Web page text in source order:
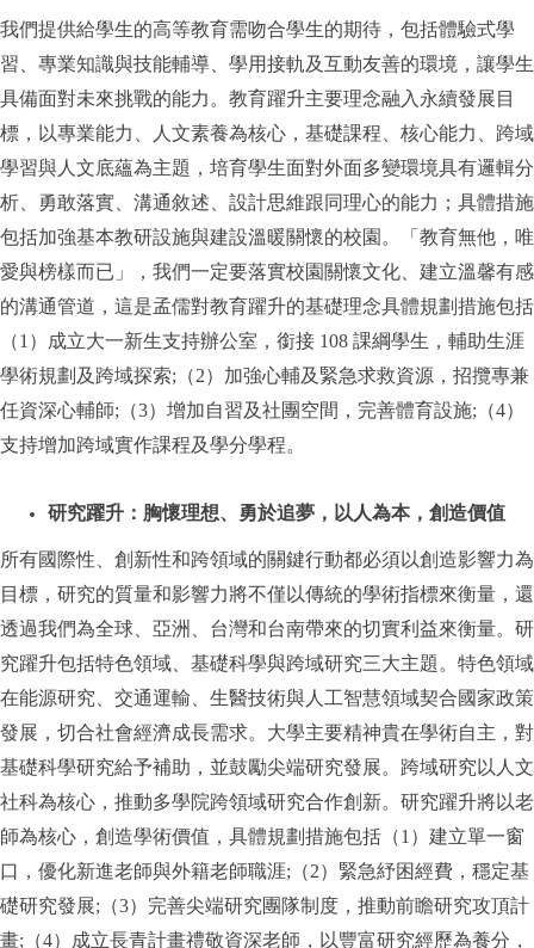
我們提供給學生的高等教育需吻合學生的期待，包括體驗式學
習、專業知識與技能輔導、學用接軌及互動友善的環境，讓學生
具備面對未來挑戰的能力。教育躍升主要理念融入永續發展目
標，以專業能力、人文素養為核心，基礎課程、核心能力、跨域
學習與人文底蘊為主題，培育學生面對外面多變環境具有邏輯分
析、勇敢落實、溝通敘述、設計思維跟同理心的能力；具體措施
包括加強基本教研設施與建設溫暖關懷的校園。「教育無他，唯
愛與榜樣而已」，我們一定要落實校園關懷文化、建立溫馨有感
的溝通管道，這是孟儒對教育躍升的基礎理念具體規劃措施包括
（1）成立大一新生支持辦公室，銜接 108 課綱學生，輔助生涯
學術規劃及跨域探索;（2）加強心輔及緊急求救資源，招攬專兼
任資深心輔師;（3）增加自習及社團空間，完善體育設施;（4）
支持增加跨域實作課程及學分學程。
研究躍升：胸懷理想、勇於追夢，以人為本，創造價值
所有國際性、創新性和跨領域的關鍵行動都必須以創造影響力為
目標，研究的質量和影響力將不僅以傳統的學術指標來衡量，還
透過我們為全球、亞洲、台灣和台南帶來的切實利益來衡量。研
究躍升包括特色領域、基礎科學與跨域研究三大主題。特色領域
在能源研究、交通運輸、生醫技術與人工智慧領域契合國家政策
發展，切合社會經濟成長需求。大學主要精神貴在學術自主，對
基礎科學研究給予補助，並鼓勵尖端研究發展。跨域研究以人文
社科為核心，推動多學院跨領域研究合作創新。研究躍升將以老
師為核心，創造學術價值，具體規劃措施包括（1）建立單一窗
口，優化新進老師與外籍老師職涯;（2）緊急紓困經費，穩定基
礎研究發展;（3）完善尖端研究團隊制度，推動前瞻研究攻頂計
畫;（4）成立長青計畫禮敬資深老師，以豐富研究經歷為養分，